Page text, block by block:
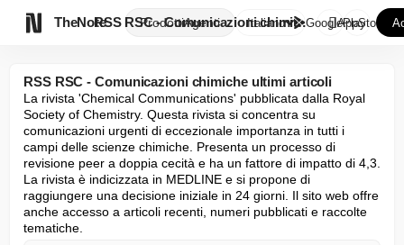
TheNote ProdottiAgenti RSS RSC - Comunicazioni chimic...
Italiano GooglePlay
AppStore
RSS RSC - Comunicazioni chimiche ultimi articoli
La rivista 'Chemical Communications' pubblicata dalla Royal
Society of Chemistry. Questa rivista si concentra su
comunicazioni urgenti di eccezionale importanza in tutti i
campi delle scienze chimiche. Presenta un processo di
revisione peer a doppia cecità e ha un fattore di impatto di 4,3.
La rivista è indicizzata in MEDLINE e si propone di
raggiungere una decisione iniziale in 24 giorni. Il sito web offre
anche accesso a articoli recenti, numeri pubblicati e raccolte
tematiche.